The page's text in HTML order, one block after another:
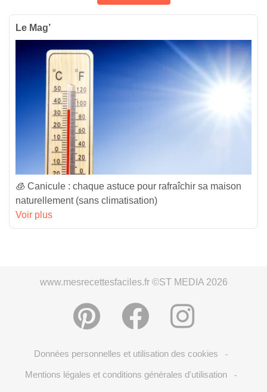
Le Mag’
🧊 Canicule : chaque astuce pour rafraîchir sa maison
naturellement (sans climatisation)
Voir plus
www.mesrecettesfaciles.fr ©ST MEDIA 2026
Données personnelles et utilisation des cookies -
Mentions légales et conditions générales d'utilisation -